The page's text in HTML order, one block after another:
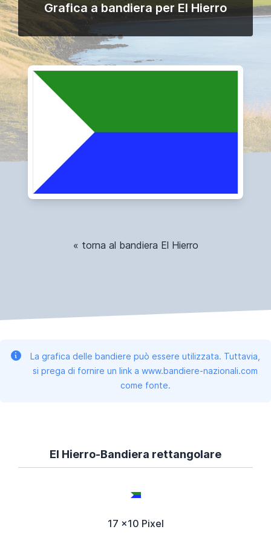
Grafica a bandiera per El Hierro
« torna al bandiera El Hierro
La grafica delle bandiere può essere utilizzata. Tuttavia,
si prega di fornire un link a www.bandiere-nazionali.com
come fonte.
El Hierro-Bandiera rettangolare
17 x10 Pixel